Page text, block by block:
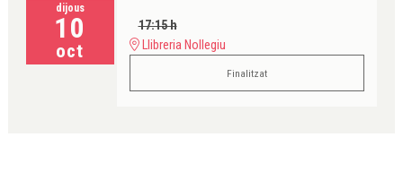
dijous
10
oct
17:15 h
Llibreria Nollegiu
Finalitzat